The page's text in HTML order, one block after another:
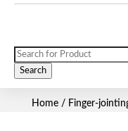
Products
search
Search
Home/ Finger-